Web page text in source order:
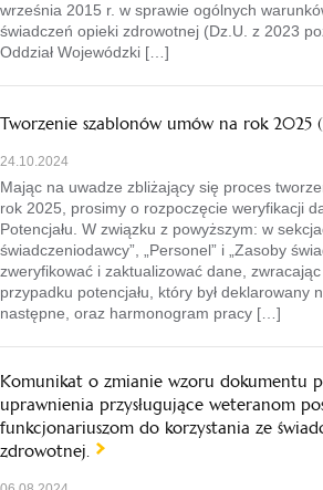
września 2015 r. w sprawie ogólnych
świadczeń opieki zdrowotnej (Dz.U. z 2023
Oddział Wojewódzki […]
Tworzenie szablonów umów na rok 2025
24.10.2024
Mając na uwadze zbliżający się proces
rok 2025, prosimy o rozpoczęcie weryfikacji
Potencjału. W związku z powyższym: w
świadczeniodawcy”, „Personel” i „Zasoby
zweryfikować i zaktualizować dane,
przypadku potencjału, który był deklarowany
następne, oraz harmonogram pracy […]
Komunikat o zmianie wzoru dokumentu
uprawnienia przysługujące weteranom
funkcjonariuszom do korzystania ze
zdrowotnej.